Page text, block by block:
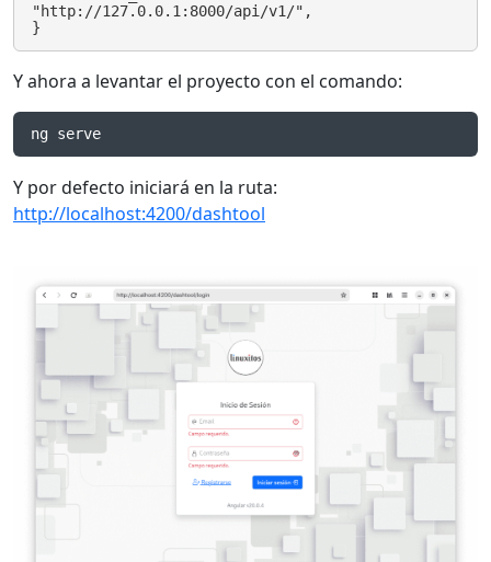
"http://127.0.0.1:8000/api/v1/",
}
Y ahora a levantar el proyecto con el comando:
ng serve
Y por defecto iniciará en la ruta:
http://localhost:4200/dashtool